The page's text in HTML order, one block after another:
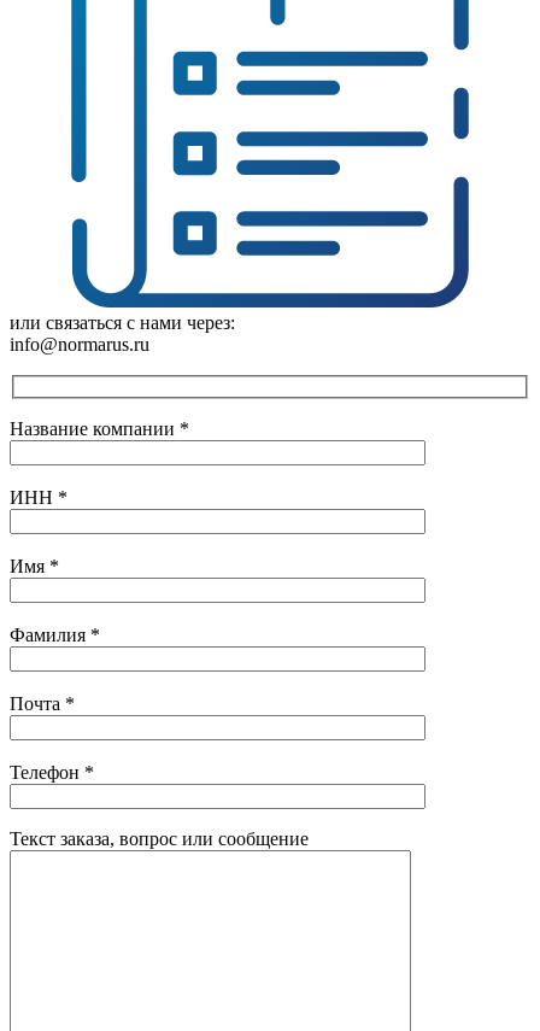
или связаться с нами через:
info@normarus.ru
Название компании *
ИНН *
Имя *
Фамилия *
Почта *
Телефон *
Текст заказа, вопрос или сообщение